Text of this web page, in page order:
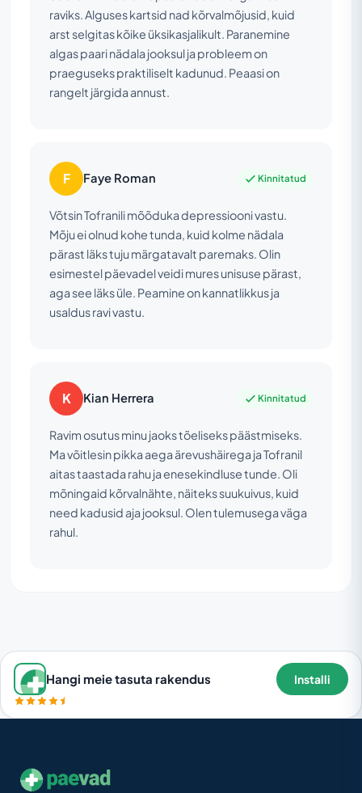
raviks. Alguses kartsid nad kõrvalmõjusid, kuid
arst selgitas kõike üksikasjalikult. Paranemine
algas paari nädala jooksul ja probleem on
praeguseks praktiliselt kadunud. Peaasi on
rangelt järgida annust.
F Faye Roman Kinnitatud
Võtsin Tofranili mõõduka depressiooni vastu.
Mõju ei olnud kohe tunda, kuid kolme nädala
pärast läks tuju märgatavalt paremaks. Olin
esimestel päevadel veidi mures unisuse pärast,
aga see läks üle. Peamine on kannatlikkus ja
usaldus ravi vastu.
K Kian Herrera Kinnitatud
Ravim osutus minu jaoks tõeliseks päästmiseks.
Ma võitlesin pikka aega ärevushäirega ja Tofranil
aitas taastada rahu ja enesekindluse tunde. Oli
mõningaid kõrvalnähte, näiteks suukuivus, kuid
need kadusid aja jooksul. Olen tulemusega väga
rahul.
Hangi meie tasuta rakendus Installi